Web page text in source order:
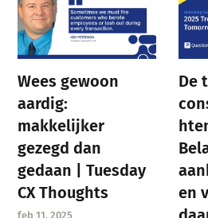
Wees gewoon
aardig:
makkelijker
gezegd dan
gedaan | Tuesday
CX Thoughts
feb 11, 2025
De
en